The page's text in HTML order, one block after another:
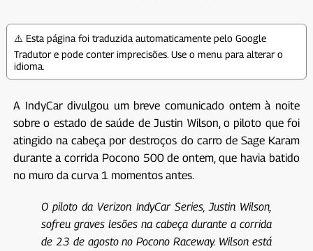
⚠️ Esta página foi traduzida automaticamente pelo Google
Tradutor e pode conter imprecisões. Use o menu para alterar o
idioma.
A IndyCar divulgou um breve comunicado ontem à noite
sobre o estado de saúde de Justin Wilson, o piloto que foi
atingido na cabeça por destroços do carro de Sage Karam
durante a corrida Pocono 500 de ontem, que havia batido
no muro da curva 1 momentos antes.
O piloto da Verizon IndyCar Series, Justin Wilson,
sofreu graves lesões na cabeça durante a corrida
de 23 de agosto no Pocono Raceway. Wilson está